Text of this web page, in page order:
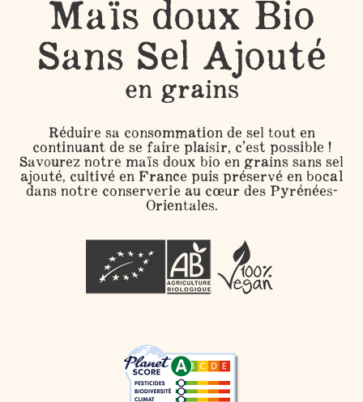
Maïs doux Bio
Sans Sel Ajouté
en grains
Réduire sa consommation de sel tout en
continuant de se faire plaisir, c’est possible !
Savourez notre maïs doux bio en grains sans sel
ajouté, cultivé en France puis préservé en bocal
dans notre conserverie au cœur des Pyrénées-
Orientales.